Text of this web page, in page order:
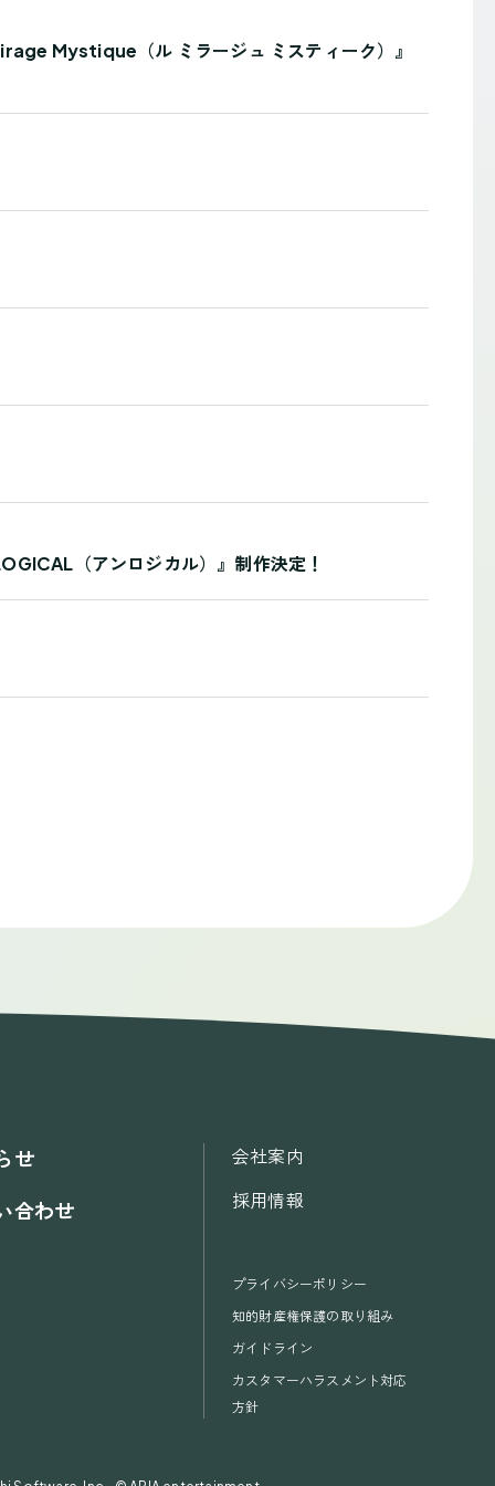
Mystique（ル ミラージュ ミスティーク）』
（アンロジカル）』制作決定！
せ
合わせ
会社案内
採用情報
プライバシーポリシー
知的財産権保護の取り組み
ガイドライン
カスタマーハラスメント対応
方針